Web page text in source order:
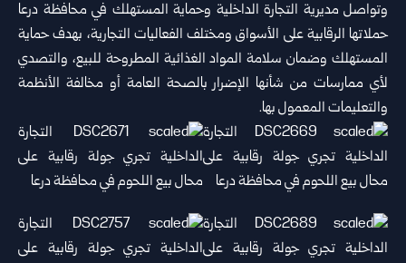
وتواصل مديرية التجارة الداخلية وحماية المستهلك في محافظة درعا
حملاتها الرقابية على الأسواق ومختلف الفعاليات التجارية، بهدف حماية
المستهلك وضمان سلامة المواد الغذائية المطروحة للبيع، والتصدي
لأي ممارسات من شأنها الإضرار بالصحة العامة أو مخالفة الأنظمة
والتعليمات المعمول بها.